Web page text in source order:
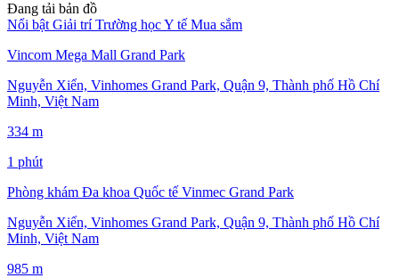
Đang tải bản đồ
Nổi bật Giải trí Trường họcY tế Mua sắm
Vincom Mega Mall Grand Park
Nguyễn Xiển, Vinhomes Grand Park, Quận 9, Thành phố Hồ Chí
Minh, Việt Nam
334 m
1 phút
Phòng khám Đa khoa Quốc tế Vinmec Grand Park
Nguyễn Xiển, Vinhomes Grand Park, Quận 9, Thành phố Hồ Chí
Minh, Việt Nam
985 m